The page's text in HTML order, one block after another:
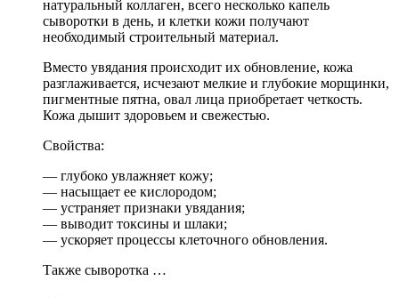
натуральный коллаген, всего несколько капель
сыворотки в день, и клетки кожи получают
необходимый строительный материал.
Вместо увядания происходит их обновление, кожа
разглаживается, исчезают мелкие и глубокие морщинки,
пигментные пятна, овал лица приобретает четкость.
Кожа дышит здоровьем и свежестью.
Свойства:
— глубоко увлажняет кожу;
— насыщает ее кислородом;
— устраняет признаки увядания;
— выводит токсины и шлаки;
— ускоряет процессы клеточного обновления.
Также сыворотка …